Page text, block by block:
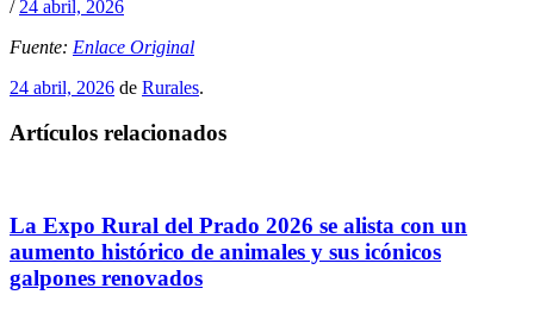
/ 24 abril, 2026
Fuente: Enlace Original
24 abril, 2026 de Rurales.
Artículos relacionados
La Expo Rural del Prado 2026 se alista con un
aumento histórico de animales y sus icónicos
galpones renovados